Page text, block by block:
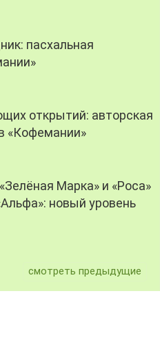
пасхальная
открытий: авторская
«Кофемании»
Марка» и «Роса»
новый уровень
смотреть предыдущие